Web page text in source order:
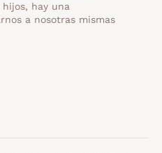
hay una
a nosotras mismas